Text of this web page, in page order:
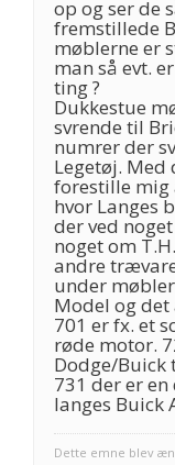
op og ser de
fremstillede
møblerne er
man så evt.
ting ?
Dukkestue
svrende til
numrer der
Legetøj. Med
forestille mig
hvor Langes
der ved
noget om
andre
under
Model og det
701 er fx. et
røde motor.
Dodge/
731 der er
langes Buick
Dette emne blev